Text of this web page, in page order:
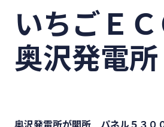
いちごＥ
奥沢発電所
奥沢発電所が開所 パネル５３０